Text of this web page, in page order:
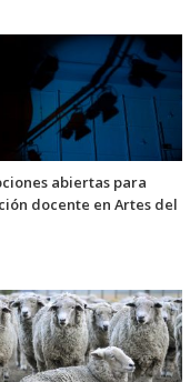
abiertas para
docente en Artes del